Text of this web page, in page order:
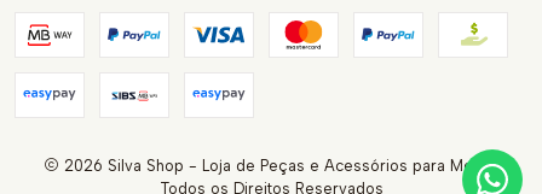
2026 Silva Shop - Loja de Peças e Acessórios para Motas.
Todos os Direitos Reservados